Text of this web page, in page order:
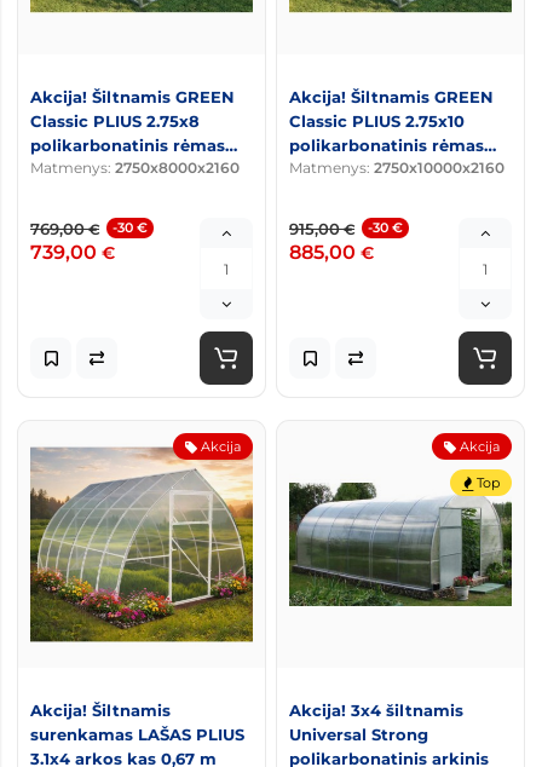
Akcija! Šiltnamis GREEN
Classic PLIUS 2.75x8
polikarbonatinis rėmas
20x40 arkos kas 0,67m
Matmenys: 2750x8000x2160
769,00€ -30 €
739,00 €
Akcija! Šiltnamis GREEN
Classic PLIUS 2.75x10
polikarbonatinis rėmas
20x40 arkos kas 0,67m
Matmenys: 2750x10000x2160
915,00€ -30 €
885,00 €
Akcija
Akcija! Šiltnamis
surenkamas LAŠAS PLIUS
3.1x4 arkos kas 0,67 m
Akcija
Top
Akcija! 3x4 šiltnamis
Universal Strong
polikarbonatinis arkinis